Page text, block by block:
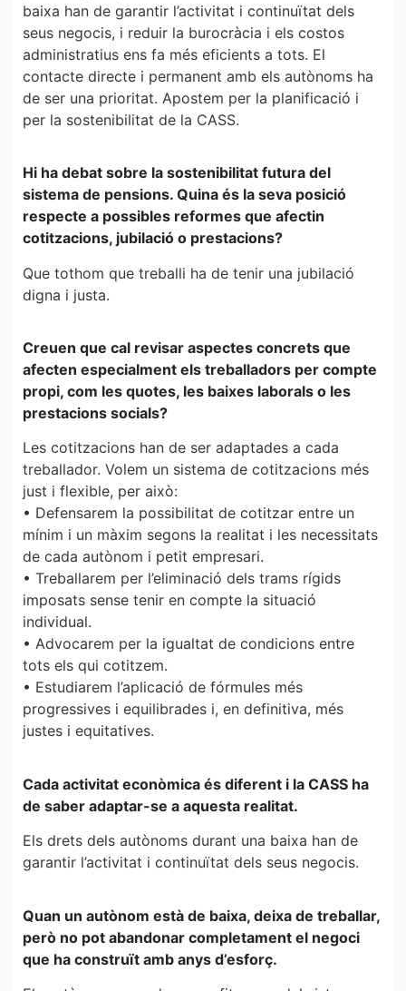
baixa han de garantir l’activitat i continuïtat dels
seus negocis, i reduir la burocràcia i els costos
administratius ens fa més eficients a tots. El
contacte directe i permanent amb els autònoms ha
de ser una prioritat. Apostem per la planificació i
per la sostenibilitat de la CASS.
Hi ha debat sobre la sostenibilitat futura del
sistema de pensions. Quina és la seva posició
respecte a possibles reformes que afectin
cotitzacions, jubilació o prestacions?
Que tothom que treballi ha de tenir una jubilació
digna i justa.
Creuen que cal revisar aspectes concrets que
afecten especialment els treballadors per compte
propi, com les quotes, les baixes laborals o les
prestacions socials?
Les cotitzacions han de ser adaptades a cada
treballador. Volem un sistema de cotitzacions més
just i flexible, per això:
• Defensarem la possibilitat de cotitzar entre un
mínim i un màxim segons la realitat i les necessitats
de cada autònom i petit empresari.
• Treballarem per l’eliminació dels trams rígids
imposats sense tenir en compte la situació
individual.
• Advocarem per la igualtat de condicions entre
tots els qui cotitzem.
• Estudiarem l’aplicació de fórmules més
progressives i equilibrades i, en definitiva, més
justes i equitatives.
Cada activitat econòmica és diferent i la CASS ha
de saber adaptar-se a aquesta realitat.
Els drets dels autònoms durant una baixa han de
garantir l’activitat i continuïtat dels seus negocis.
Quan un autònom està de baixa, deixa de treballar,
però no pot abandonar completament el negoci
que ha construït amb anys d’esforç.